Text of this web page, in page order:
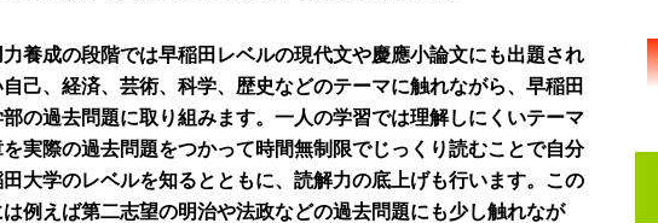
養成の段階では早稲田レベルの現代文や慶應小論文にも出題され
己、経済、芸術、科学、歴史などのテーマに触れながら、早稲田
の過去問題に取り組みます。一人の学習では理解しにくいテーマ
実際の過去問題をつかって時間無制限でじっくり読むことで自分
大学のレベルを知るとともに、読解力の底上げも行います。この
は例えば第二志望の明治や法政などの過去問題にも少し触れなが